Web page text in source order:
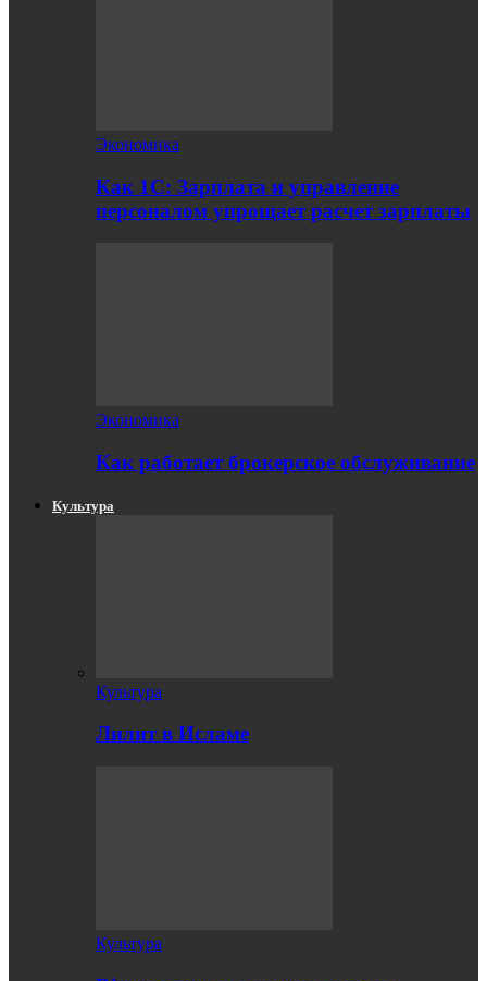
Экономика
Как 1С: Зарплата и управление
персоналом упрощает расчет зарплаты
Экономика
Как работает брокерское обслуживание
Культура
Культура
Лилит в Исламе
Культура